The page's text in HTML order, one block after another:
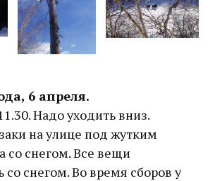
6 апреля.
Надо уходить вниз.
на улице под жутким
со снегом. Все вещи
снегом. Во время сборов у